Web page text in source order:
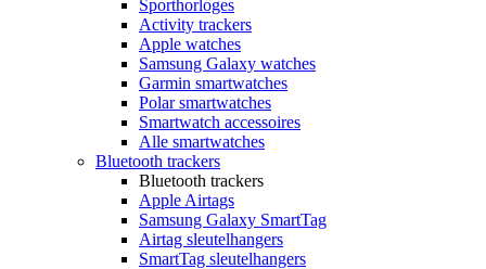
Sporthorloges
Activity trackers
Apple watches
Samsung Galaxy watches
Garmin smartwatches
Polar smartwatches
Smartwatch accessoires
Alle smartwatches
Bluetooth trackers
Bluetooth trackers
Apple Airtags
Samsung Galaxy SmartTag
Airtag sleutelhangers
SmartTag sleutelhangers